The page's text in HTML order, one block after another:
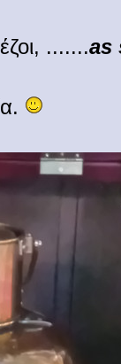
.......as